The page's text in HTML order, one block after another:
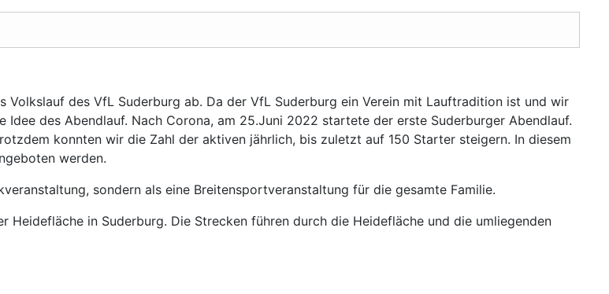
des VfL Suderburg ab. Da der VfL Suderburg ein Verein mit Lauftradition ist und wir
des Abendlauf. Nach Corona, am 25.Juni 2022 startete der erste Suderburger Abendlauf.
konnten wir die Zahl der aktiven jährlich, bis zuletzt auf 150 Starter steigern. In diesem
werden.
sondern als eine Breitensportveranstaltung für die gesamte Familie.
in Suderburg. Die Strecken führen durch die Heidefläche und die umliegenden